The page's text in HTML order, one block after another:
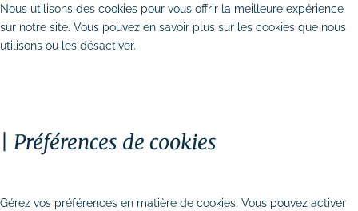
Nous utilisons des cookies pour vous offrir la meilleure expérience
sur notre site. Vous pouvez en savoir plus sur les cookies que nous
utilisons ou les désactiver.
Préférences de cookies
Gérez vos préférences en matière de cookies. Vous pouvez activer
Stratégie digitale
# Plan d’actions webmarketing